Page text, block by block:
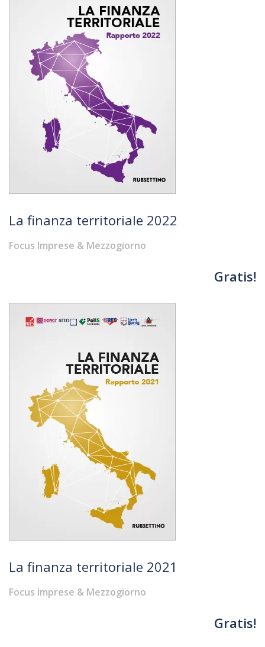
La finanza territoriale 2022
Focus Imprese & Mezzogiorno
Gratis!
La finanza territoriale 2021
Focus Imprese & Mezzogiorno
Gratis!